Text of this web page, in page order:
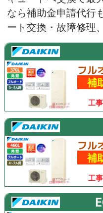
なら補助金申請代行
ート交換・故障修理
フル
補
工
フル
補
工